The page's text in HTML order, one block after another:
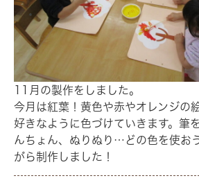
11月の製作をしました。
今月は紅葉！黄色や赤やオレンジの
好きなように色づけていきます。筆
んちょん、ぬりぬり…どの色を使お
がら制作しました！